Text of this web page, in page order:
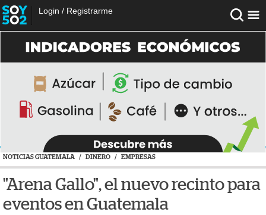
Login / Registrarme
NOTICIAS GUATEMALA / DINERO / EMPRESAS
"Arena Gallo", el nuevo recinto para
eventos en Guatemala